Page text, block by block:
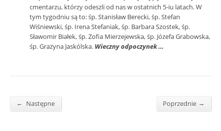
cmentarzu, którzy odeszli od nas w ostatnich 5-iu latach. W
tym tygodniu są to: śp. Stanisław Berecki, śp. Stefan
Wiśniewski, śp. Irena Stefaniak, śp. Barbara Szostek, śp.
Sławomir Białek, śp. Zofia Mierzejewska, śp. Józefa Grabowska,
śp. Grażyna Jaskólska. Wieczny odpoczynek …
← Następne Poprzednie →